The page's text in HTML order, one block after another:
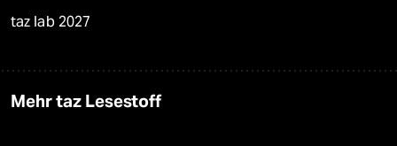
taz lab 2027
Mehr taz Lesestoff